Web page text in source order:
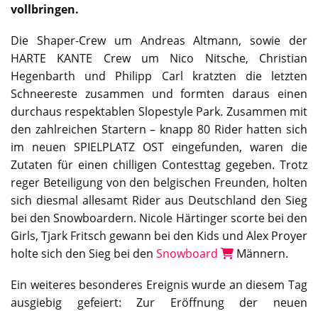
vollbringen.
Die Shaper-Crew um Andreas Altmann, sowie der
HARTE KANTE Crew um Nico Nitsche, Christian
Hegenbarth und Philipp Carl kratzten die letzten
Schneereste zusammen und formten daraus einen
durchaus respektablen Slopestyle Park. Zusammen mit
den zahlreichen Startern – knapp 80 Rider hatten sich
im neuen SPIELPLATZ OST eingefunden, waren die
Zutaten für einen chilligen Contesttag gegeben. Trotz
reger Beteiligung von den belgischen Freunden, holten
sich diesmal allesamt Rider aus Deutschland den Sieg
bei den Snowboardern. Nicole Härtinger scorte bei den
Girls, Tjark Fritsch gewann bei den Kids und Alex Proyer
holte sich den Sieg bei den Snowboard Männern.
Ein weiteres besonderes Ereignis wurde an diesem Tag
ausgiebig gefeiert: Zur Eröffnung der neuen